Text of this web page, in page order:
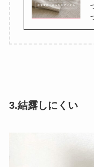
3.結露しにくい